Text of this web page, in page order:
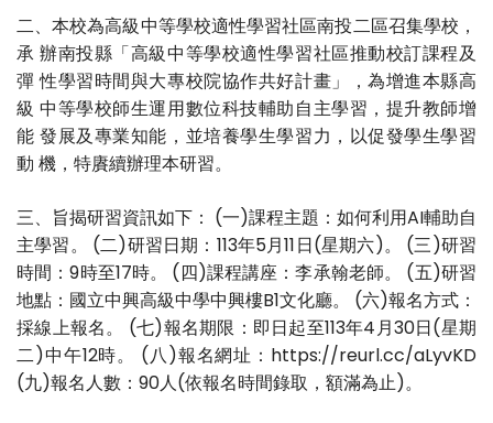
二、本校為高級中等學校適性學習社區南投二區召集學校，
承 辦南投縣「高級中等學校適性學習社區推動校訂課程及
彈 性學習時間與大專校院協作共好計畫」，為增進本縣高
級 中等學校師生運用數位科技輔助自主學習，提升教師增
能 發展及專業知能，並培養學生學習力，以促發學生學習
動 機，特賡續辦理本研習。
三、旨揭研習資訊如下： (一)課程主題：如何利用AI輔助自
主學習。 (二)研習日期：113年5月11日(星期六)。 (三)研習
時間：9時至17時。 (四)課程講座：李承翰老師。 (五)研習
地點：國立中興高級中學中興樓B1文化廳。 (六)報名方式：
採線上報名。 (七)報名期限：即日起至113年4月30日(星期
二)中午12時。 (八)報名網址：https://reurl.cc/aLyvKD
(九)報名人數：90人(依報名時間錄取，額滿為止)。